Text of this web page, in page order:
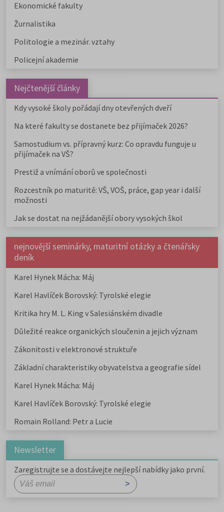
Ekonomické fakulty
Žurnalistika
Politologie a mezinár. vztahy
Policejní akademie
Nejčtenější články
Kdy vysoké školy pořádají dny otevřených dveří
Na které fakulty se dostanete bez přijímaček 2026?
Samostudium vs. přípravný kurz: Co opravdu funguje u
přijímaček na VŠ?
Prestiž a vnímání oborů ve společnosti
Rozcestník po maturitě: VŠ, VOŠ, práce, gap year i další
možnosti
Jak se dostat na nejžádanější obory vysokých škol
nejnovější seminárky, maturitní otázky a čtenářsky
deník
Karel Hynek Mácha: Máj
Karel Havlíček Borovský: Tyrolské elegie
Kritika hry M. L. King v Salesiánském divadle
Důležité reakce organických sloučenin a jejich význam
Zákonitosti v elektronové struktuře
Základní charakteristiky obyvatelstva a geografie sídel
Karel Hynek Mácha: Máj
Karel Havlíček Borovský: Tyrolské elegie
Romain Rolland: Petr a Lucie
Newsletter
Zaregistrujte se a dostávejte nejlepší nabídky jako první.